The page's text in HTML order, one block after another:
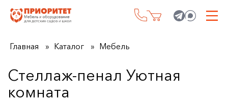
Главная Каталог Мебель
Стеллаж-пенал Уютная
комната